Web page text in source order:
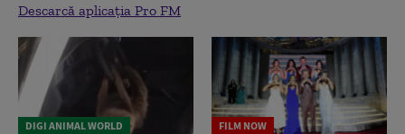
Descarcă aplicația Pro FM
DIGI ANIMAL WORLD FILM NOW